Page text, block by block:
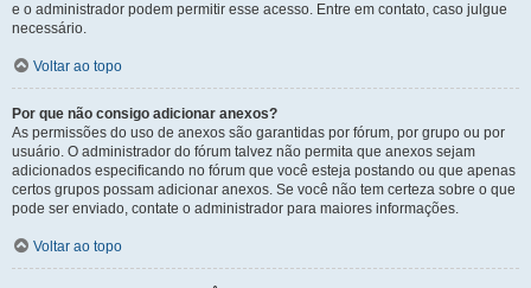
e o administrador podem permitir esse acesso. Entre em contato, caso julgue
necessário.
Voltar ao topo
Por que não consigo adicionar anexos?
As permissões do uso de anexos são garantidas por fórum, por grupo ou por
usuário. O administrador do fórum talvez não permita que anexos sejam
adicionados especificando no fórum que você esteja postando ou que apenas
certos grupos possam adicionar anexos. Se você não tem certeza sobre o que
pode ser enviado, contate o administrador para maiores informações.
Voltar ao topo